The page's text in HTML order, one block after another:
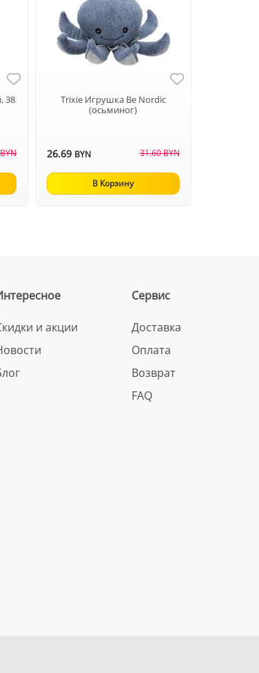
38
Trixie Игрушка Be Nordic
(осьминог)
26.69 BYN 31.60 BYN
В Корзину
и акции
Сервис
Доставка
Оплата
Возврат
FAQ